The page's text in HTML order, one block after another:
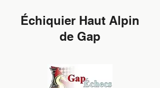
Échiquier Haut Alpin
de Gap